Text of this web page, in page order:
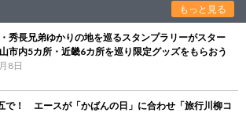
もっと見る
秀長兄弟ゆかりの地を巡るスタンプラリーがスター
市内5カ所・近畿6カ所を巡り限定グッズをもらおう
8日
で！ エースが「かばんの日」に合わせ「旅行川柳コ